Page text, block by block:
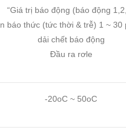
“Giá trị báo động (báo động
báo thức (tức thời & trễ) 1 ~ 30
dải chết báo động
Đầu ra rơle
-20oC ~ 50oC